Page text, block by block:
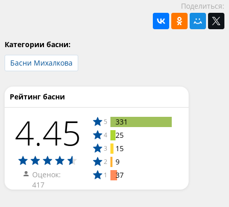
Поделиться:
Категории басни:
Басни Михалкова
Рейтинг басни
4.45
Оценок:
417
5 331
4 25
3 15
2 9
1 37